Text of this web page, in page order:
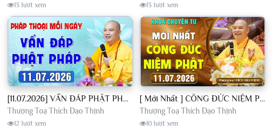
13 lượt xem 13 lượt xem
[11.07.2026] VẤN ĐÁP PHẬT PHÁP - Nghe Thầy giảng Pháp mỗi ngày CÔNG ĐỨC VÔ LƯỢNG│TT. Thích Đạo Thịnh
Thượng Toạ Thích Đạo Thịnh
12 lượt xem
[ Mới Nhất ] CÔNG ĐỨC NIỆM PHẬT - Khoá Chuyên Tu Chùa Khai Nguyên 11/07/2026 | TT. Thích Đạo Thịnh
Thượng Toạ Thích Đạo Thịnh
10 lượt xem